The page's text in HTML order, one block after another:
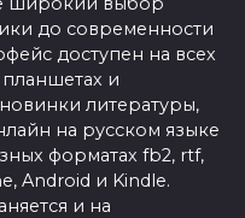
до современности
доступен на всех
и
литературы,
на русском языке
форматах fb2, rtf,
Android и Kindle.
и на